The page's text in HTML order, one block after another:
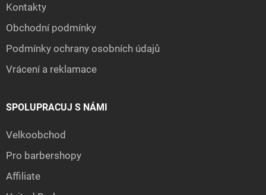
Kontakty
Obchodní podmínky
Podmínky ochrany osobních údajů
Vrácení a reklamace
SPOLUPRACUJ S NÁMI
Velkoobchod
Pro barbershopy
Affiliate